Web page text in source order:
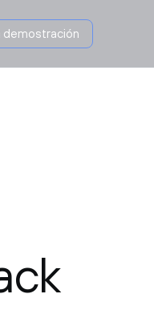
demostración